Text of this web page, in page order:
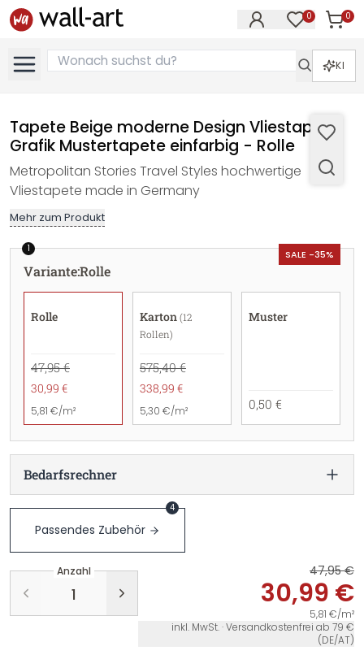
0 0
KI
Tapete Beige moderne Design Vliestapete
Grafik Mustertapete einfarbig - Rolle
Metropolitan Stories Travel Styles hochwertige
Vliestapete made in Germany
Mehr zum Produkt
SALE -35%
1
Variante:Rolle
Rolle
47,95 €
30,99 €
5,81 €/m²
Karton (12
Rollen)
575,40 €
338,99 €
5,30 €/m²
Muster
0,50 €
Bedarfsrechner
Passendes Zubehör
4
Anzahl 47,95 €
30,99 €
5,81 €/m²
inkl. MwSt. · Versandkostenfrei ab 79 €
(DE/AT)